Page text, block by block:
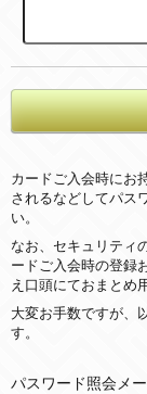
カードご入会時にお
されるなどしてパス
い。
なお、セキュリティ
ードご入会時の登録
え口頭にておまとめ
大変お手数ですが、
す。
パスワード照会メ